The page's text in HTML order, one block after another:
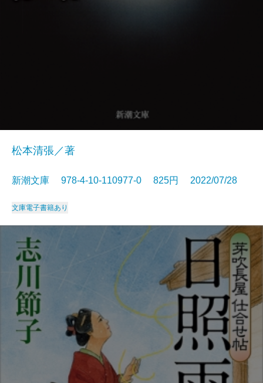
松本清張／著
新潮文庫 978-4-10-110977-0 825円 2022/07/28
文庫電子書籍あり